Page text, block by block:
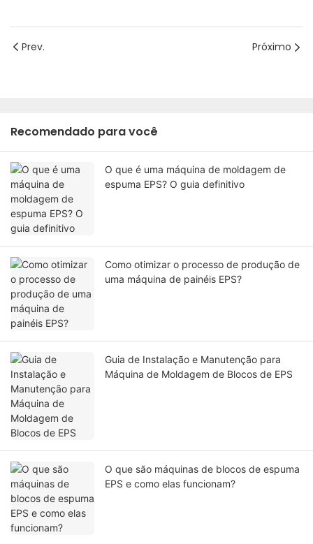
Prev. Próximo
Recomendado para você
O que é uma máquina de moldagem de
espuma EPS? O guia definitivo
Como otimizar o processo de produção de
uma máquina de painéis EPS?
Guia de Instalação e Manutenção para
Máquina de Moldagem de Blocos de EPS
O que são máquinas de blocos de espuma
EPS e como elas funcionam?